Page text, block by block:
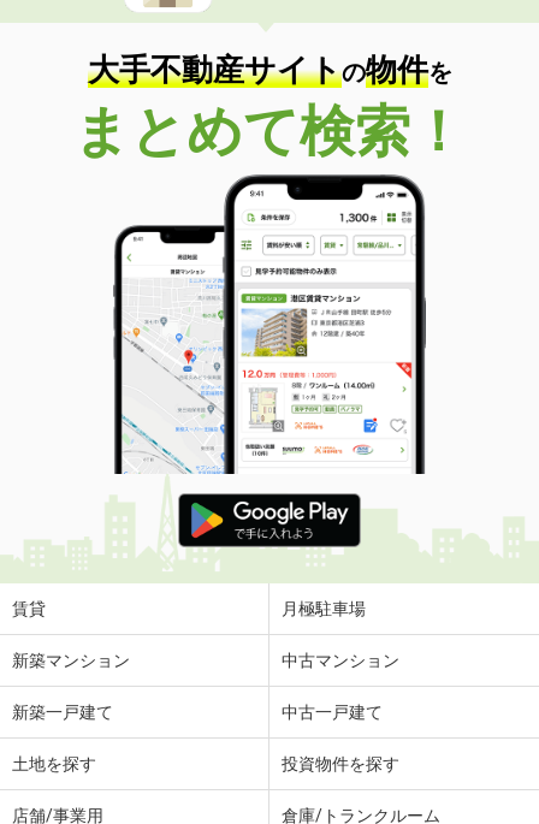
大手不動産サイトの物件を
まとめて検索！
賃貸 月極駐車場
新築マンション 中古マンション
新築一戸建て 中古一戸建て
土地を探す 投資物件を探す
店舗/事業用 倉庫/トランクルーム